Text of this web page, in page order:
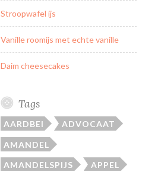
Stroopwafel ijs
Vanille roomijs met echte vanille
Daim cheesecakes
Tags
AARDBEI ADVOCAAT
AMANDEL
AMANDELSPIJS APPEL